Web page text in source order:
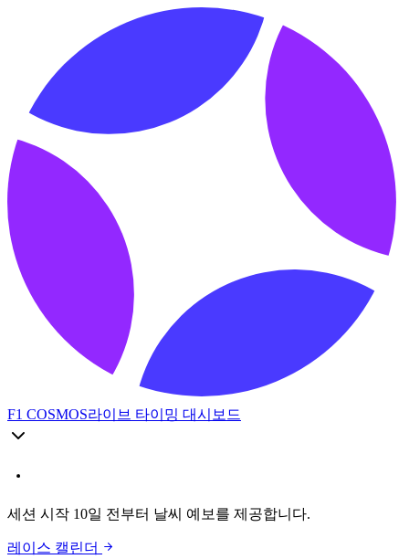
F1 COSMOS라이브 타이밍 대시보드
세션 시작 10일 전부터 날씨 예보를 제공합니다.
레이스 캘린더